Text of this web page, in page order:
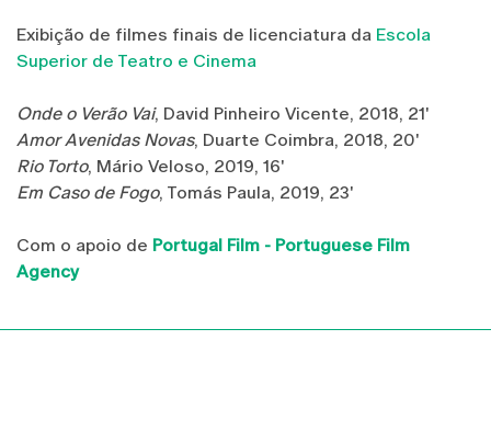
Exibição de filmes finais de licenciatura da Escola
Superior de Teatro e Cinema
Onde o Verão Vai, David Pinheiro Vicente, 2018, 21'
Amor Avenidas Novas, Duarte Coimbra, 2018, 20'
Rio Torto, Mário Veloso, 2019, 16'
Em Caso de Fogo, Tomás Paula, 2019, 23'
Com o apoio de Portugal Film - Portuguese Film
Agency